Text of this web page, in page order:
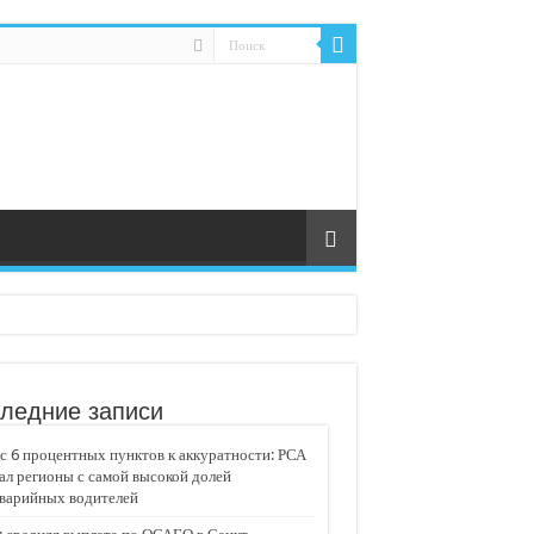
«Движение»
записи
6 процентных пунктов к аккуратности: РСА
регионы с самой высокой долей
водителей